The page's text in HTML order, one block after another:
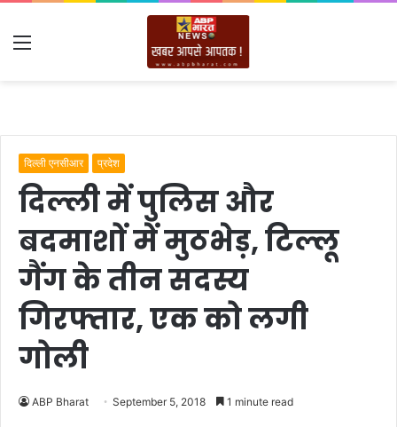
Menu
दिल्ली एनसीआर प्रदेश
दिल्ली में पुलिस और
बदमाशों में मुठभेड़, टिल्लू
गैंग के तीन सदस्य
गिरफ्तार, एक को लगी
गोली
ABP Bharat September 5, 2018 1 minute read